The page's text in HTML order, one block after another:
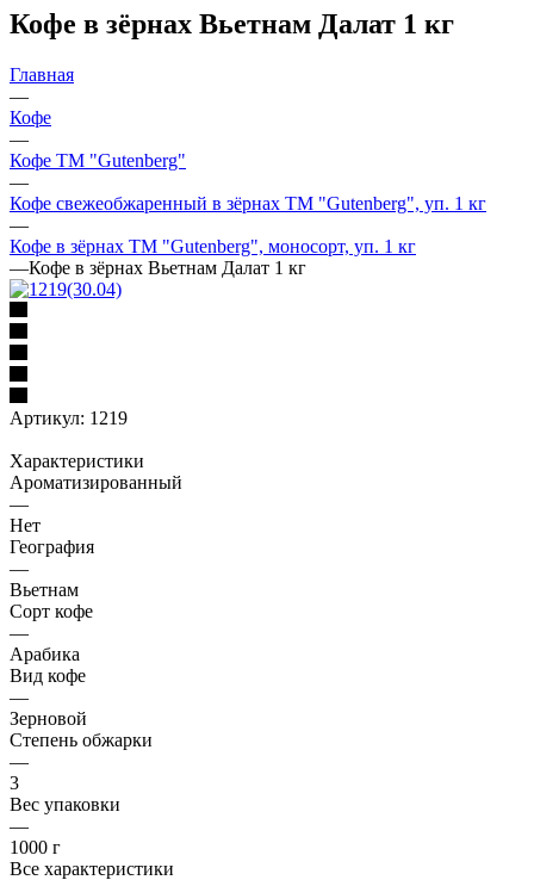
Кофе в зёрнах Вьетнам Далат 1 кг
Главная
—
Кофе
—
Кофе ТМ "Gutenberg"
—
Кофе свежеобжаренный в зёрнах ТМ "Gutenberg", уп. 1 кг
—
Кофе в зёрнах ТМ "Gutenberg", моносорт, уп. 1 кг
—Кофе в зёрнах Вьетнам Далат 1 кг
Артикул: 1219
Характеристики
Ароматизированный
—
Нет
География
—
Вьетнам
Сорт кофе
—
Арабика
Вид кофе
—
Зерновой
Степень обжарки
—
3
Вес упаковки
—
1000 г
Все характеристики